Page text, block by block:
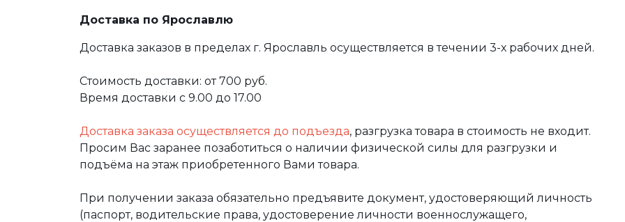
Доставка по Ярославлю
Доставка заказов в пределах г. Ярославль осуществляется в течении 3-х рабочих дней.
Стоимость доставки: от 700 руб.
Время доставки с 9.00 до 17.00
Доставка заказа осуществляется до подъезда, разгрузка товара в стоимость не входит.
Просим Вас заранее позаботиться о наличии физической силы для разгрузки и
подъёма на этаж приобретенного Вами товара.
При получении заказа обязательно предъявите документ, удостоверяющий личность
(паспорт, водительские права, удостоверение личности военнослужащего,